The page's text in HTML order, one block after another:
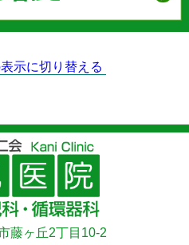
示に切り替える
藤ヶ丘2丁目10-2